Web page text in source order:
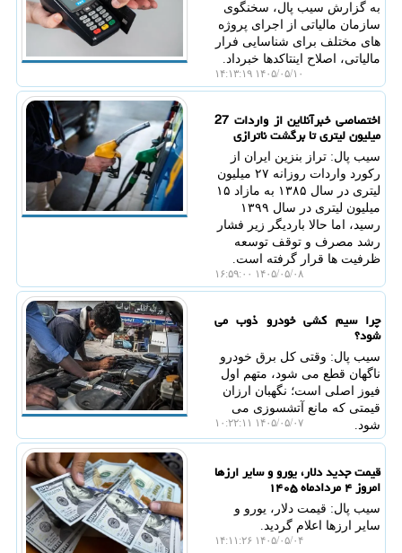
به گزارش سیب پال، سخنگوی
سازمان مالیاتی از اجرای پروژه
های مختلف برای شناسایی فرار
مالیاتی، اصلاح اینتاکدها خبرداد.
۱۴۰۵/۰۵/۱۰ ۱۴:۱۳:۱۹
اختصاصی خبرآنلاین از واردات 27
میلیون لیتری تا برگشت ناترازی
سیب پال: تراز بنزین ایران از
رکورد واردات روزانه ۲۷ میلیون
لیتری در سال ۱۳۸۵ به مازاد ۱۵
میلیون لیتری در سال ۱۳۹۹
رسید، اما حالا باردیگر زیر فشار
رشد مصرف و توقف توسعه
ظرفیت ها قرار گرفته است.
۱۴۰۵/۰۵/۰۸ ۱۶:۵۹:۰۰
چرا سیم کشی خودرو ذوب می
شود؟
سیب پال: وقتی کل برق خودرو
ناگهان قطع می شود، متهم اول
فیوز اصلی است؛ نگهبان ارزان
قیمتی که مانع آتشسوزی می
شود.
۱۴۰۵/۰۵/۰۷ ۱۰:۲۲:۱۱
قیمت جدید دلار، یورو و سایر ارزها
امروز ۴ مردادماه ۱۴۰۵
سیب پال: قیمت دلار، یورو و
سایر ارزها اعلام گردید.
۱۴۰۵/۰۵/۰۴ ۱۴:۱۱:۲۶